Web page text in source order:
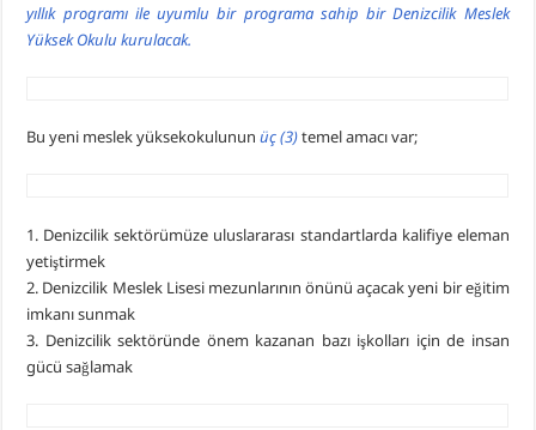
yıllık programı ile uyumlu bir programa sahip bir Denizcilik Meslek
Yüksek Okulu kurulacak.
Bu yeni meslek yüksekokulununüç (3)temel amacı var;
1. Denizcilik sektörümüze uluslararası standartlarda kalifiye eleman
yetiştirmek
2. Denizcilik Meslek Lisesi mezunlarının önünü açacak yeni bir eğitim
imkanı sunmak
3. Denizcilik sektöründe önem kazanan bazı işkolları için de insan
gücü sağlamak